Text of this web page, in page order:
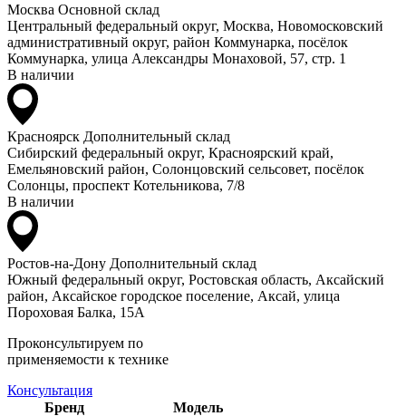
Москва Основной склад
Центральный федеральный округ, Москва, Новомосковский
административный округ, район Коммунарка, посёлок
Коммунарка, улица Александры Монаховой, 57, стр. 1
В наличии
Красноярск Дополнительный склад
Сибирский федеральный округ, Красноярский край,
Емельяновский район, Солонцовский сельсовет, посёлок
Солонцы, проспект Котельникова, 7/8
В наличии
Ростов-на-Дону Дополнительный склад
Южный федеральный округ, Ростовская область, Аксайский
район, Аксайское городское поселение, Аксай, улица
Пороховая Балка, 15А
Проконсультируем по
применяемости к технике
Консультация
Бренд
Модель